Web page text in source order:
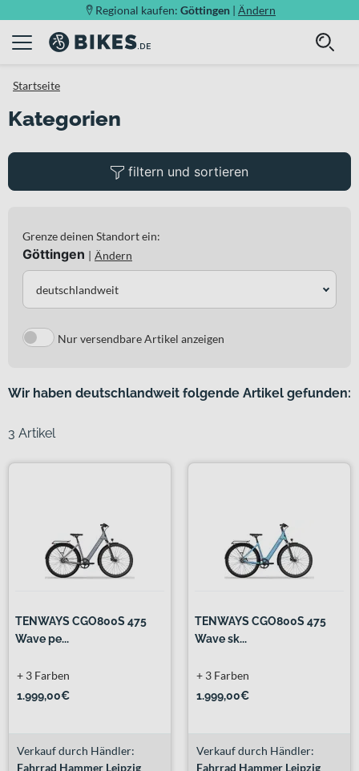
Regional kaufen: Göttingen | Ändern
Startseite
Kategorien
filtern und sortieren
Grenze deinen Standort ein:
Göttingen | Ändern
deutschlandweit
Nur versendbare Artikel anzeigen
Wir haben deutschlandweit folgende Artikel gefunden:
3 Artikel
TENWAYS CGO800S 475
Wave pe...
1.999,00€
+ 3 Farben
Verkauf durch Händler:
Fahrrad Hammer Leipzig
TENWAYS CGO800S 475
Wave sk...
1.999,00€
+ 3 Farben
Verkauf durch Händler:
Fahrrad Hammer Leipzig